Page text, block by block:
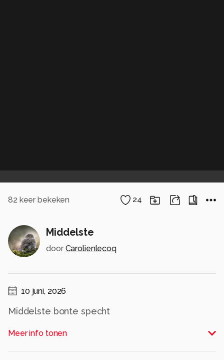
82 keer bekeken 24
Middelste
door Carolienlecoq
10 juni, 2026
Middelste bonte specht
Alle rechten voorbehouden
Meer info tonen